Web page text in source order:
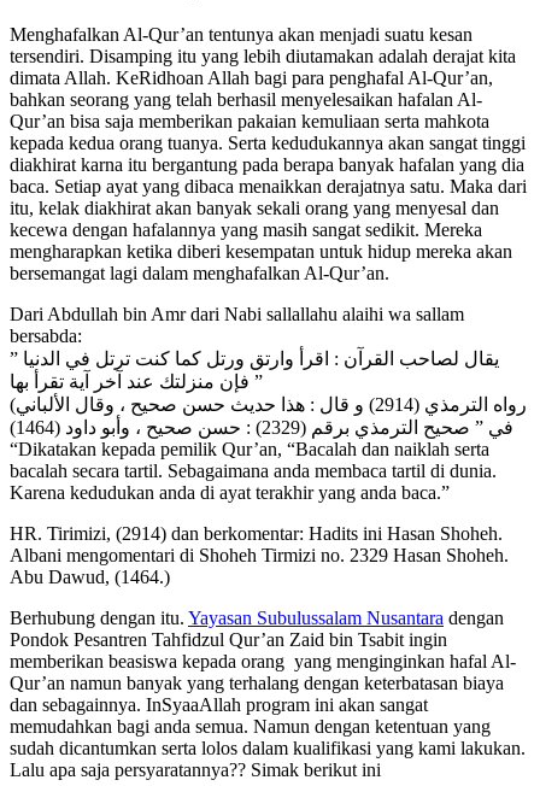
Menghafalkan Al-Qur’an tentunya akan menjadi suatu kesan
tersendiri. Disamping itu yang lebih diutamakan adalah derajat kita
dimata Allah. KeRidhoan Allah bagi para penghafal Al-Qur’an,
bahkan seorang yang telah berhasil menyelesaikan hafalan Al-
Qur’an bisa saja memberikan pakaian kemuliaan serta mahkota
kepada kedua orang tuanya. Serta kedudukannya akan sangat tinggi
diakhirat karna itu bergantung pada berapa banyak hafalan yang dia
baca. Setiap ayat yang dibaca menaikkan derajatnya satu. Maka dari
itu, kelak diakhirat akan banyak sekali orang yang menyesal dan
kecewa dengan hafalannya yang masih sangat sedikit. Mereka
mengharapkan ketika diberi kesempatan untuk hidup mereka akan
bersemangat lagi dalam menghafalkan Al-Qur’an.
Dari Abdullah bin Amr dari Nabi sallallahu alaihi wa sallam
bersabda:
” يقال لصاحب القرآن : اقرأ وارتق ورتل كما كنت ترتل في الدنيا
فإن منزلتك عند آخر آية تقرأ بها ”
(رواه الترمذي (2914) و قال : هذا حديث حسن صحيح ، وقال الألباني
في ” صحيح الترمذي برقم (2329) : حسن صحيح ، وأبو داود (1464)
“Dikatakan kepada pemilik Qur’an, “Bacalah dan naiklah serta
bacalah secara tartil. Sebagaimana anda membaca tartil di dunia.
Karena kedudukan anda di ayat terakhir yang anda baca.”
HR. Tirimizi, (2914) dan berkomentar: Hadits ini Hasan Shoheh.
Albani mengomentari di Shoheh Tirmizi no. 2329 Hasan Shoheh.
Abu Dawud, (1464.)
Berhubung dengan itu. Yayasan Subulussalam Nusantara dengan
Pondok Pesantren Tahfidzul Qur’an Zaid bin Tsabit ingin
memberikan beasiswa kepada orang yang menginginkan hafal Al-
Qur’an namun banyak yang terhalang dengan keterbatasan biaya
dan sebagainnya. InSyaaAllah program ini akan sangat
memudahkan bagi anda semua. Namun dengan ketentuan yang
sudah dicantumkan serta lolos dalam kualifikasi yang kami lakukan.
Lalu apa saja persyaratannya?? Simak berikut ini